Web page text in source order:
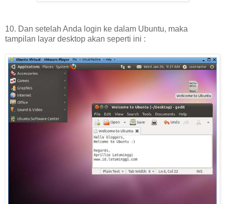
10. Dan setelah Anda login ke dalam Ubuntu, maka
tampilan layar desktop akan seperti ini :